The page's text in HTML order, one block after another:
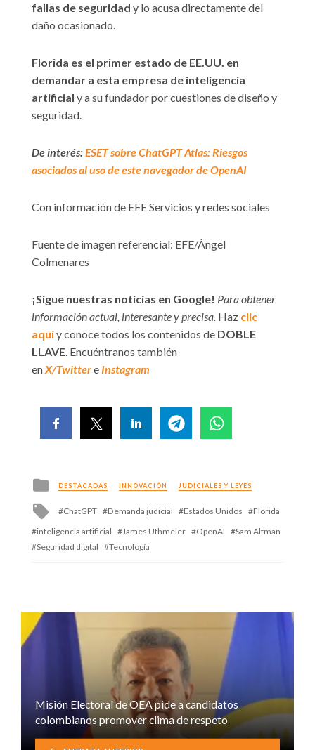
fallas de seguridad y lo acusa directamente del
daño ocasionado.
Florida es el primer estado de EE.UU. en
demandar a esta empresa de inteligencia
artificial y a su fundador por cuestiones de diseño y
seguridad.
De interés:ESET sobre ChatGPT Atlas: Riesgos
asociados al uso de este navegador de OpenAI
Con información de EFE Servicios y redes sociales
Fuente de imagen referencial: EFE/Ángel
Colmenares
¡Sigue nuestras noticias en Google! Para obtener
información actual, interesante y precisa. Haz clic
aquíy conoce todos los contenidos de DOBLE
LLAVE. Encuéntranos también
enX/Twittere Instagram
Posted
in
DESTACADAS INNOVACIÓN JUDICIALES Y LEYES
Tagged
ChatGPT Demanda judicial Estados Unidos
Florida
inteligencia artificial
James Uthmeier OpenAI
Sam Altman
Seguridad digital
Tecnología
Misión Electoral de OEA pide a candidatos
colombianos promover clima de respeto